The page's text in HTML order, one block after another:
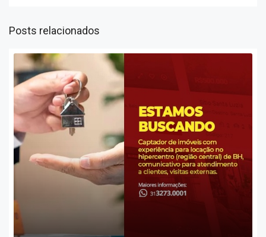
Posts relacionados